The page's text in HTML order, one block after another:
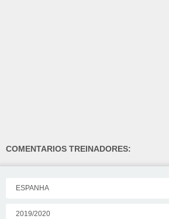
COMENTARIOS TREINADORES:
ESPANHA
2019/2020